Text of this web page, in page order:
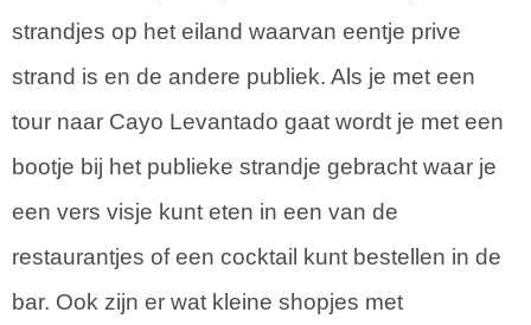
strandjes op het eiland waarvan eentje prive
strand is en de andere publiek. Als je met een
tour naar Cayo Levantado gaat wordt je met een
bootje bij het publieke strandje gebracht waar je
een vers visje kunt eten in een van de
restaurantjes of een cocktail kunt bestellen in de
bar. Ook zijn er wat kleine shopjes met